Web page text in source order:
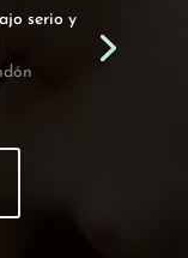
serio y